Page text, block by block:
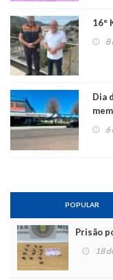
16°
8
Dia
6
POPULAR
Prisão
18